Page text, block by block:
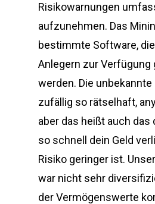
Risikowarnungen
aufzunehmen. Das
bestimmte Software,
Anlegern zur Verfügung
werden. Die
zufällig so rätselhaft,
aber das heißt auch das
so schnell dein Geld
Risiko geringer ist.
war nicht sehr
der Vermögenswerte